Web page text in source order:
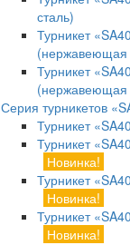
сталь)
Турникет
(нержавеющая
Турникет
(нержавеющая
Серия турникетов
Турникет
Турникет
Новинка!
Турникет
Новинка!
Турникет
Новинка!